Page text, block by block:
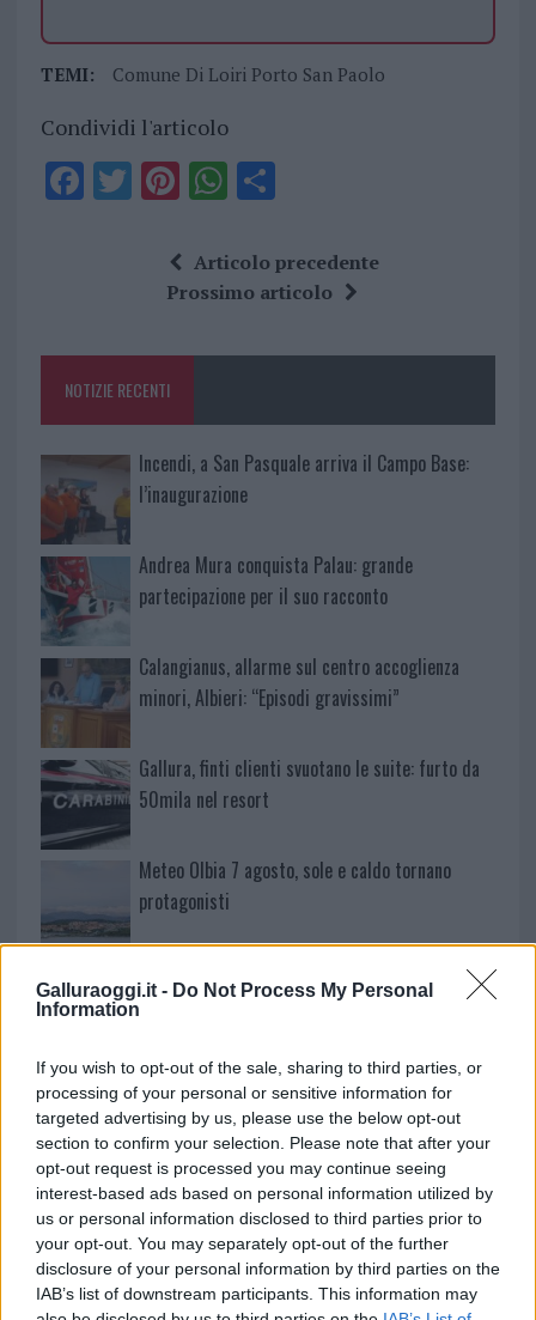
Galluraoggi.it - Do Not Process My Personal
Information
If you wish to opt-out of the sale, sharing to third parties, or
processing of your personal or sensitive information for
targeted advertising by us, please use the below opt-out
section to confirm your selection. Please note that after your
opt-out request is processed you may continue seeing
interest-based ads based on personal information utilized by
us or personal information disclosed to third parties prior to
your opt-out. You may separately opt-out of the further
disclosure of your personal information by third parties on the
IAB’s list of downstream participants. This information may
TEMI: Comune Di Loiri Porto San Paolo
Condividi l'articolo
F
o
k
T Pi
te
re
W
at
s
p
p
S
a
re
Articolo precedente
Prossimo articolo
NOTIZIE RECENTI
Incendi, a San Pasquale arriva il Campo Base:
l’inaugurazione
Andrea Mura conquista Palau: grande
partecipazione per il suo racconto
Calangianus, allarme sul centro accoglienza
minori, Albieri: “Episodi gravissimi”
Gallura, finti clienti svuotano le suite: furto da
50mila nel resort
Meteo Olbia 7 agosto, sole e caldo tornano
protagonisti
Test tunnel Olbia: rampe chiuse ancora fino a
fine agosto
Aggius conquista la classifica delle mete più
amate dell’estate 2026